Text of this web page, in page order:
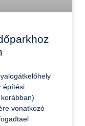
építési
vonatkozó